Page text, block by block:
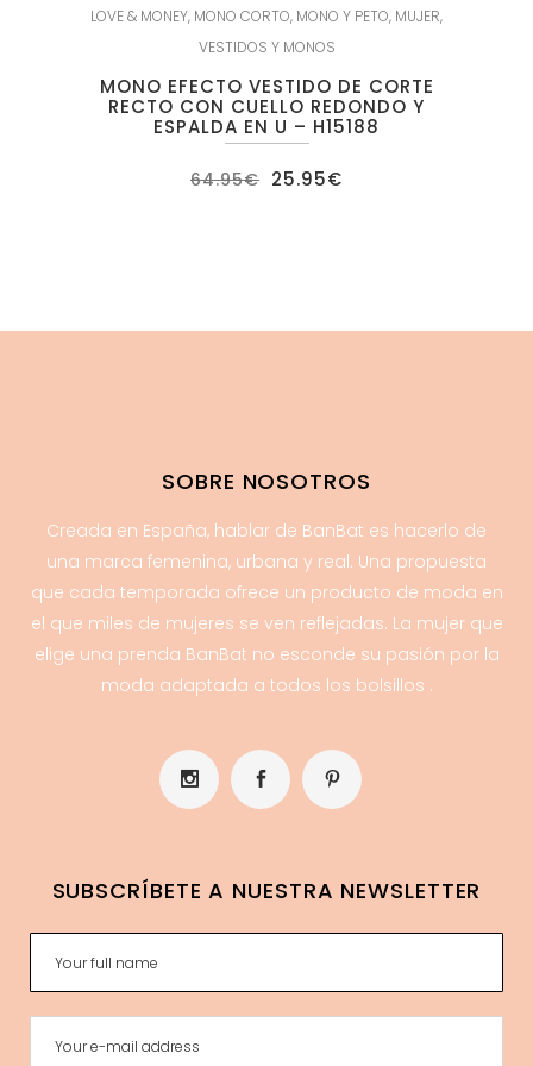
LOVE & MONEY, MONO CORTO, MONO Y PETO, MUJER,
VESTIDOS Y MONOS
MONO EFECTO VESTIDO DE CORTE
RECTO CON CUELLO REDONDO Y
ESPALDA EN U – H15188
64.95€ El
precio
25.95€
SOBRE NOSOTROS
Creada en España, hablar de BanBat es hacerlo de
una marca femenina, urbana y real. Una propuesta
que cada temporada ofrece un producto de moda en
el que miles de mujeres se ven reflejadas. La mujer que
elige una prenda BanBat no esconde su pasión por la
moda adaptada a todos los bolsillos .
SUBSCRÍBETE A NUESTRA NEWSLETTER